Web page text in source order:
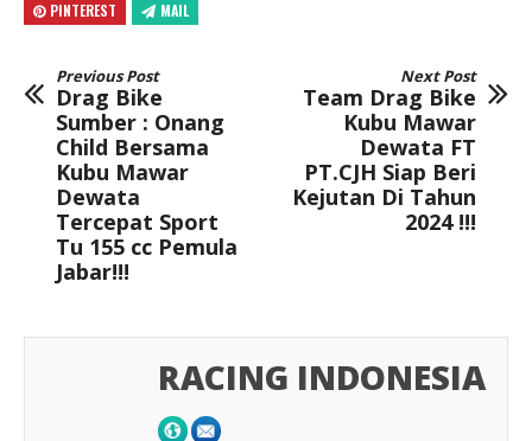
PINTEREST
MAIL
Previous Post
Drag Bike
Sumber : Onang
Child Bersama
Kubu Mawar
Dewata
Tercepat Sport
Tu 155 cc Pemula
Jabar!!!
Next Post
Team Drag Bike
Kubu Mawar
Dewata FT
PT.CJH Siap Beri
Kejutan Di Tahun
2024 !!!
RACING INDONESIA